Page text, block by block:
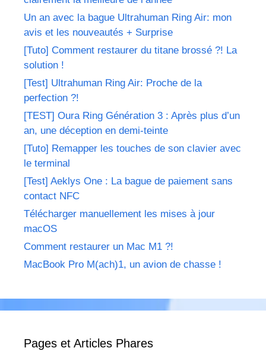
Un an avec la bague Ultrahuman Ring Air: mon
avis et les nouveautés + Surprise
[Tuto] Comment restaurer du titane brossé ?! La
solution !
[Test] Ultrahuman Ring Air: Proche de la
perfection ?!
[TEST] Oura Ring Génération 3 : Après plus d’un
an, une déception en demi-teinte
[Tuto] Remapper les touches de son clavier avec
le terminal
[Test] Aeklys One : La bague de paiement sans
contact NFC
Télécharger manuellement les mises à jour
macOS
Comment restaurer un Mac M1 ?!
MacBook Pro M(ach)1, un avion de chasse !
Pages et Articles Phares